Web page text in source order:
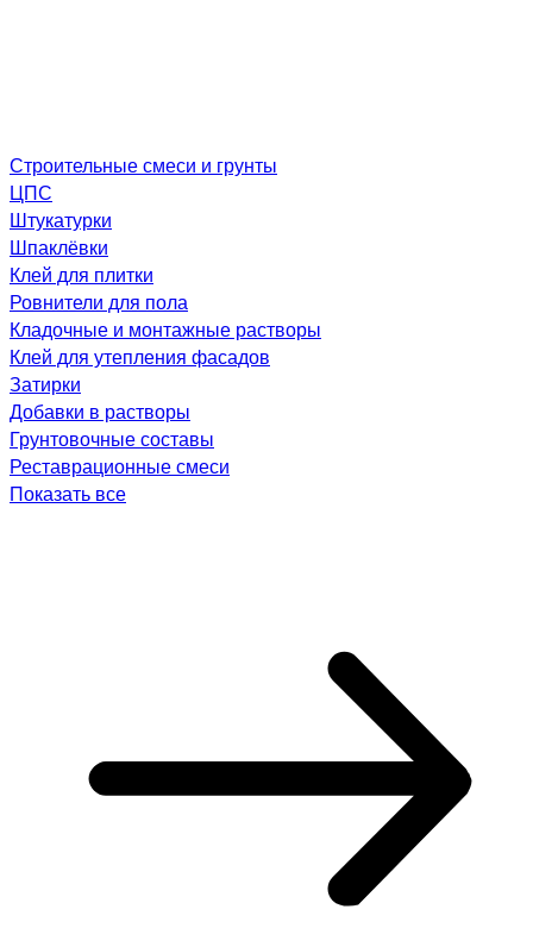
Строительные смеси и грунты
ЦПС
Штукатурки
Шпаклёвки
Клей для плитки
Ровнители для пола
Кладочные и монтажные растворы
Клей для утепления фасадов
Затирки
Добавки в растворы
Грунтовочные составы
Реставрационные смеси
Показать все